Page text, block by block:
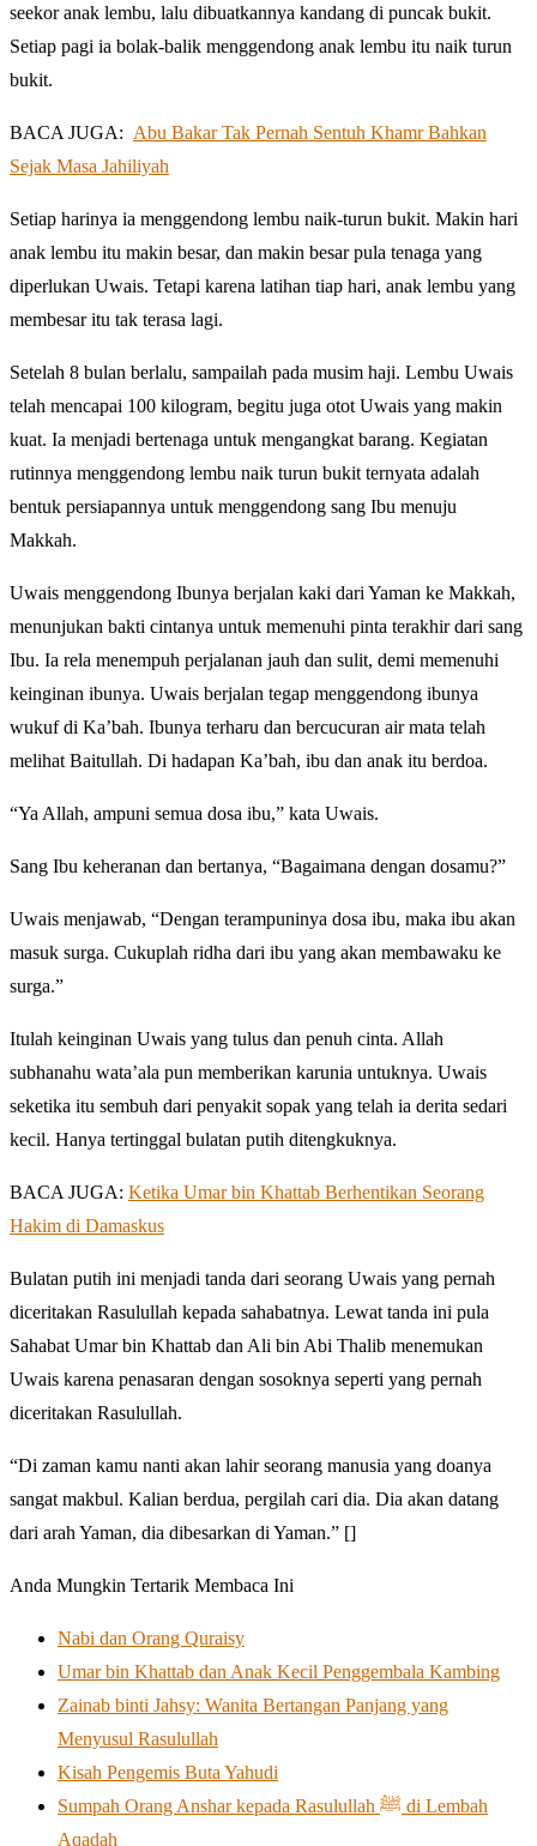
seekor anak lembu, lalu dibuatkannya kandang di puncak bukit.
Setiap pagi ia bolak-balik menggendong anak lembu itu naik turun
bukit.
BACA JUGA: Abu Bakar Tak Pernah Sentuh Khamr Bahkan
Sejak Masa Jahiliyah
Setiap harinya ia menggendong lembu naik-turun bukit. Makin hari
anak lembu itu makin besar, dan makin besar pula tenaga yang
diperlukan Uwais. Tetapi karena latihan tiap hari, anak lembu yang
membesar itu tak terasa lagi.
Setelah 8 bulan berlalu, sampailah pada musim haji. Lembu Uwais
telah mencapai 100 kilogram, begitu juga otot Uwais yang makin
kuat. Ia menjadi bertenaga untuk mengangkat barang. Kegiatan
rutinnya menggendong lembu naik turun bukit ternyata adalah
bentuk persiapannya untuk menggendong sang Ibu menuju
Makkah.
Uwais menggendong Ibunya berjalan kaki dari Yaman ke Makkah,
menunjukan bakti cintanya untuk memenuhi pinta terakhir dari sang
Ibu. Ia rela menempuh perjalanan jauh dan sulit, demi memenuhi
keinginan ibunya. Uwais berjalan tegap menggendong ibunya
wukuf di Ka’bah. Ibunya terharu dan bercucuran air mata telah
melihat Baitullah. Di hadapan Ka’bah, ibu dan anak itu berdoa.
“Ya Allah, ampuni semua dosa ibu,” kata Uwais.
Sang Ibu keheranan dan bertanya, “Bagaimana dengan dosamu?”
Uwais menjawab, “Dengan terampuninya dosa ibu, maka ibu akan
masuk surga. Cukuplah ridha dari ibu yang akan membawaku ke
surga.”
Itulah keinginan Uwais yang tulus dan penuh cinta. Allah
subhanahu wata’ala pun memberikan karunia untuknya. Uwais
seketika itu sembuh dari penyakit sopak yang telah ia derita sedari
kecil. Hanya tertinggal bulatan putih ditengkuknya.
BACA JUGA: Ketika Umar bin Khattab Berhentikan Seorang
Hakim di Damaskus
Bulatan putih ini menjadi tanda dari seorang Uwais yang pernah
diceritakan Rasulullah kepada sahabatnya. Lewat tanda ini pula
Sahabat Umar bin Khattab dan Ali bin Abi Thalib menemukan
Uwais karena penasaran dengan sosoknya seperti yang pernah
diceritakan Rasulullah.
“Di zaman kamu nanti akan lahir seorang manusia yang doanya
sangat makbul. Kalian berdua, pergilah cari dia. Dia akan datang
dari arah Yaman, dia dibesarkan di Yaman.” []
Anda Mungkin Tertarik Membaca Ini
Nabi dan Orang Quraisy
Umar bin Khattab dan Anak Kecil Penggembala Kambing
Zainab binti Jahsy: Wanita Bertangan Panjang yang
Menyusul Rasulullah
Kisah Pengemis Buta Yahudi
Sumpah Orang Anshar kepada Rasulullah ﷺ di Lembah
Aqadah